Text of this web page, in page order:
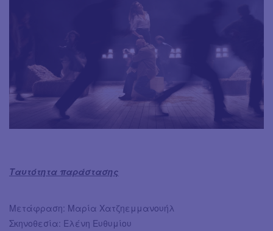
Ταυτότητα παράστασης
Μετάφραση: Μαρία Χατζηεμμανουήλ
Σκηνοθεσία: Ελένη Ευθυμίου